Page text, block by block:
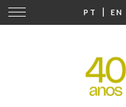
PT | EN
Mudar
navegação